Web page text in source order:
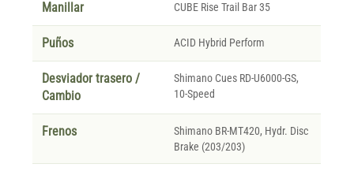
Manillar CUBE Rise Trail Bar 35
Puños ACID Hybrid Perform
Desviador trasero /
Cambio
Shimano Cues RD-U6000-GS,
10-Speed
Frenos
Shimano BR-MT420, Hydr. Disc
Brake (203/203)